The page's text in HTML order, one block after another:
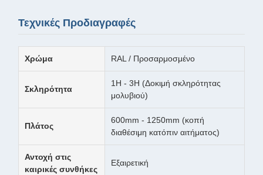
Τεχνικές Προδιαγραφές
Χρώμα RAL / Προσαρμοσμένο
Σκληρότητα
1H - 3H (Δοκιμή σκληρότητας
μολυβιού)
Πλάτος
600mm - 1250mm (κοπή
διαθέσιμη κατόπιν αιτήματος)
Αντοχή στις
καιρικές συνθήκες
Εξαιρετική